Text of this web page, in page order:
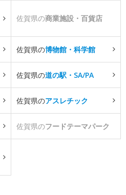
佐賀県の商業施設・百貨店
佐賀県の博物館・科学館
佐賀県の道の駅・SA/PA
佐賀県のアスレチック
佐賀県のフードテーマパーク